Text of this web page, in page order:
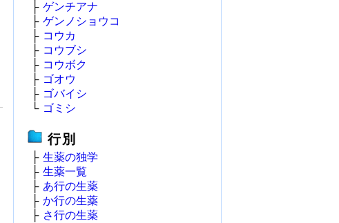
├ ゲンチアナ
├ ゲンノショウコ
├ コウカ
├ コウブシ
├ コウボク
├ ゴオウ
├ ゴバイシ
└ ゴミシ
行別
├ 生薬の独学
├ 生薬一覧
├ あ行の生薬
├ か行の生薬
├ さ行の生薬